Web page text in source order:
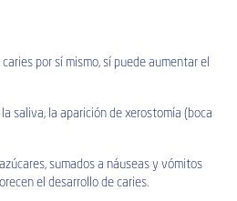
por sí mismo, sí puede aumentar el
saliva, la aparición de xerostomía (boca
sumados a náuseas y vómitos
el desarrollo de caries.